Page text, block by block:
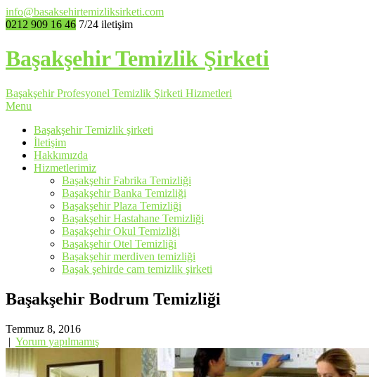
info@basaksehirtemizliksirketi.com
0212 909 16 46 7/24 iletişim
Başakşehir Temizlik Şirketi
Başakşehir Profesyonel Temizlik Şirketi Hizmetleri
Menu
Başakşehir Temizlik şirketi
İletişim
Hakkımızda
Hizmetlerimiz
Başakşehir Fabrika Temizliği
Başakşehir Banka Temizliği
Başakşehir Plaza Temizliği
Başakşehir Hastahane Temizliği
Başakşehir Okul Temizliği
Başakşehir Otel Temizliği
Başakşehir merdiven temizliği
Başak şehirde cam temizlik şirketi
Başakşehir Bodrum Temizliği
Temmuz 8, 2016
| Yorum yapılmamış